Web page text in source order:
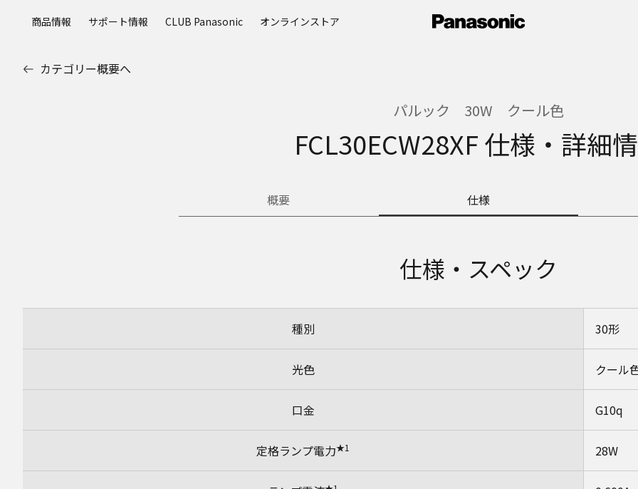
商品情報 サポート情報 CLUB Panasonic オンラインストア
カテゴリー概要へ
パルック 30W クール色
FCL30ECW28XF 仕様・詳細
概要 仕様
仕様・スペック
種別 30形
光色 クール
口金 G10q
定格ランプ電力★1 28W